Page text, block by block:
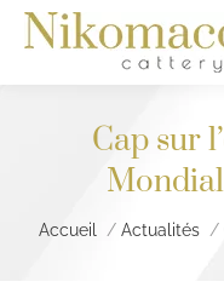
Cap sur
Vous êtes ici :
Accueil Actualités